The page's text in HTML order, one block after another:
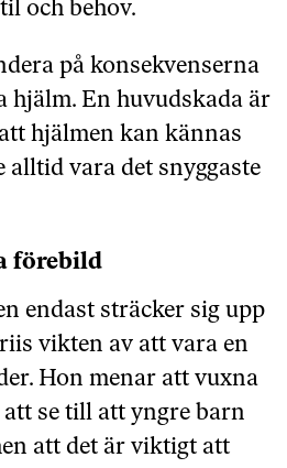
och behov.
på konsekvenserna
hjälm. En huvudskada är
hjälmen kan kännas
vara det snyggaste
förebild
endast sträcker sig upp
vikten av att vara en
Hon menar att vuxna
se till att yngre barn
att det är viktigt att